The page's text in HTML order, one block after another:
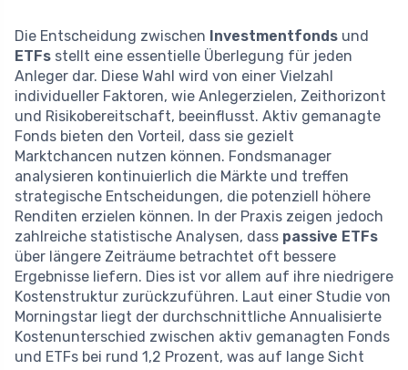
Die Entscheidung zwischen Investmentfonds und
ETFs stellt eine essentielle Überlegung für jeden
Anleger dar. Diese Wahl wird von einer Vielzahl
individueller Faktoren, wie Anlegerzielen, Zeithorizont
und Risikobereitschaft, beeinflusst. Aktiv gemanagte
Fonds bieten den Vorteil, dass sie gezielt
Marktchancen nutzen können. Fondsmanager
analysieren kontinuierlich die Märkte und treffen
strategische Entscheidungen, die potenziell höhere
Renditen erzielen können. In der Praxis zeigen jedoch
zahlreiche statistische Analysen, dass passive ETFs
über längere Zeiträume betrachtet oft bessere
Ergebnisse liefern. Dies ist vor allem auf ihre niedrigere
Kostenstruktur zurückzuführen. Laut einer Studie von
Morningstar liegt der durchschnittliche Annualisierte
Kostenunterschied zwischen aktiv gemanagten Fonds
und ETFs bei rund 1,2 Prozent, was auf lange Sicht